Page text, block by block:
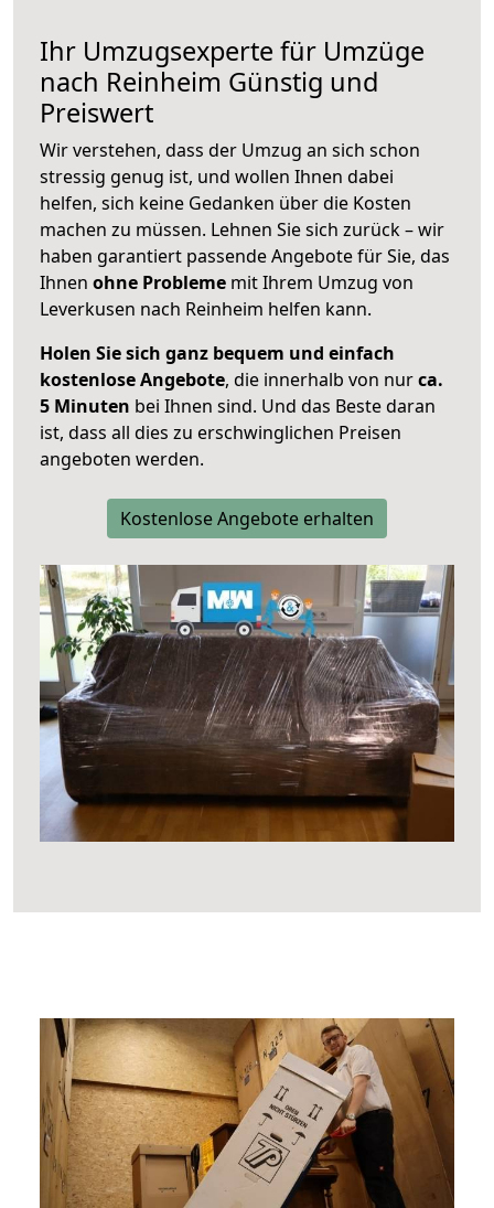
Ihr Umzugsexperte für Umzüge
nach Reinheim Günstig und
Preiswert
Wir verstehen, dass der Umzug an sich schon
stressig genug ist, und wollen Ihnen dabei
helfen, sich keine Gedanken über die Kosten
machen zu müssen. Lehnen Sie sich zurück – wir
haben garantiert passende Angebote für Sie, das
Ihnen ohne Probleme mit Ihrem Umzug von
Leverkusen nach Reinheim helfen kann.
Holen Sie sich ganz bequem und einfach
kostenlose Angebote, die innerhalb von nurca.
5 Minuten bei Ihnen sind. Und das Beste daran
ist, dass all dies zu erschwinglichen Preisen
angeboten werden.
Kostenlose Angebote erhalten